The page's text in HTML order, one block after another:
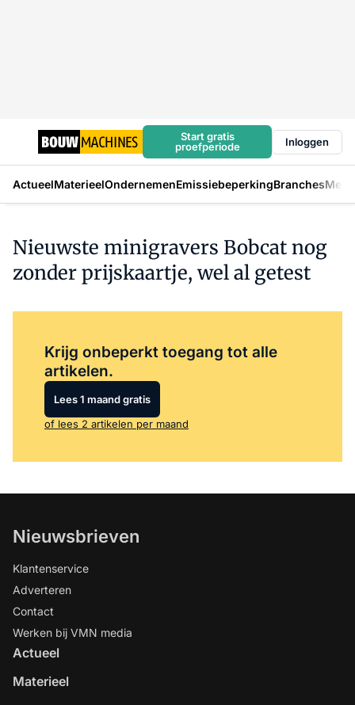
Start gratis
proefperiode
Inloggen
ActueelMaterieelOndernemenEmissiebeperkingBranches
Nieuwste minigravers Bobcat nog
zonder prijskaartje, wel al getest
Krijg onbeperkt toegang tot alle
artikelen.
Lees 1 maand gratis
of lees 2 artikelen per maand
Nieuwsbrieven
Klantenservice
Adverteren
Contact
Werken bij VMN media
Actueel
Materieel